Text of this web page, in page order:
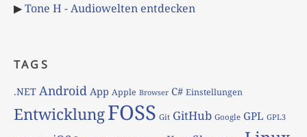
▶Tone H - Audiowelten entdecken
TAGS
.NET Android App Apple Browser C# Einstellungen
EntwicklungFOSS Git GitHub Google GPL GPL3